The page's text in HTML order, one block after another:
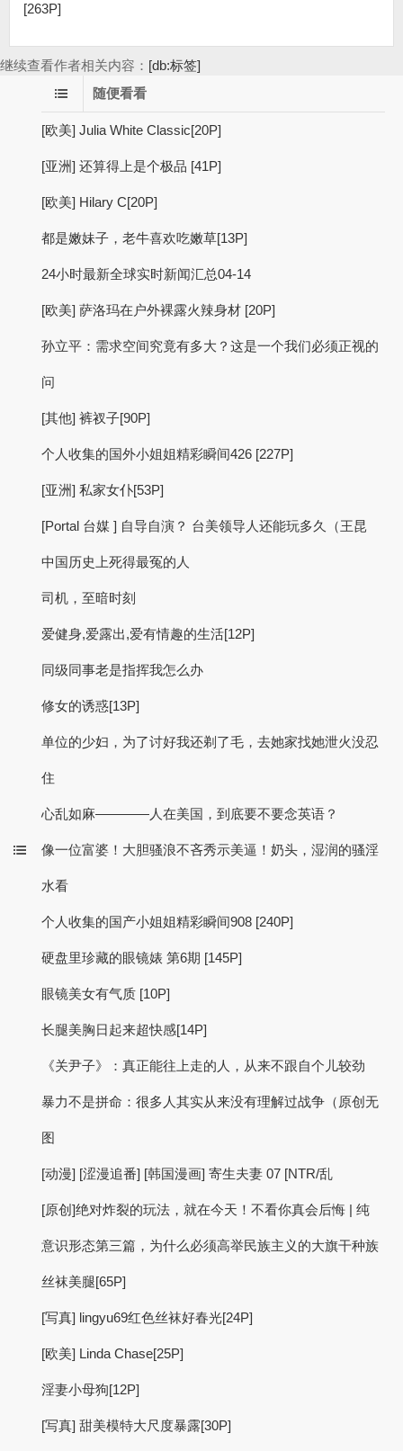
[263P]
继续查看作者相关内容： [db:标签]
随便看看
[欧美] Julia White Classic[20P]
[亚洲] 还算得上是个极品 [41P]
[欧美] Hilary C[20P]
都是嫩妹子，老牛喜欢吃嫩草[13P]
24小时最新全球实时新闻汇总04-14
[欧美] 萨洛玛在户外裸露火辣身材 [20P]
孙立平：需求空间究竟有多大？这是一个我们必须正视的
问
[其他] 裤衩子[90P]
个人收集的国外小姐姐精彩瞬间426 [227P]
[亚洲] 私家女仆[53P]
[Portal 台媒 ] 自导自演？ 台美领导人还能玩多久（王昆
中国历史上死得最冤的人
司机，至暗时刻
爱健身,爱露出,爱有情趣的生活[12P]
同级同事老是指挥我怎么办
修女的诱惑[13P]
单位的少妇，为了讨好我还剃了毛，去她家找她泄火没忍
住
心乱如麻————人在美国，到底要不要念英语？
像一位富婆！大胆骚浪不吝秀示美逼！奶头，湿润的骚淫
水看
个人收集的国产小姐姐精彩瞬间908 [240P]
硬盘里珍藏的眼镜婊 第6期 [145P]
眼镜美女有气质 [10P]
长腿美胸日起来超快感[14P]
《关尹子》：真正能往上走的人，从来不跟自个儿较劲
暴力不是拼命：很多人其实从来没有理解过战争（原创无
图
[动漫] [涩漫追番] [韩国漫画] 寄生夫妻 07 [NTR/乱
[原创]绝对炸裂的玩法，就在今天！不看你真会后悔 | 纯
意识形态第三篇，为什么必须高举民族主义的大旗干种族
丝袜美腿[65P]
[写真] lingyu69红色丝袜好春光[24P]
[欧美] Linda Chase[25P]
淫妻小母狗[12P]
[写真] 甜美模特大尺度暴露[30P]